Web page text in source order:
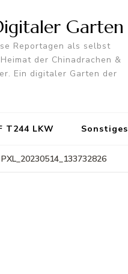
Garten
Reportagen als selbst
der Chinadrachen &
Ein digitaler Garten der
T244 LKW Sonstiges
PXL_20230514_133732826